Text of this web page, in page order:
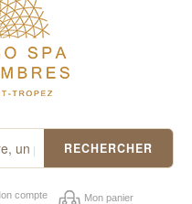
RECHERCHER
compte
Mon panier